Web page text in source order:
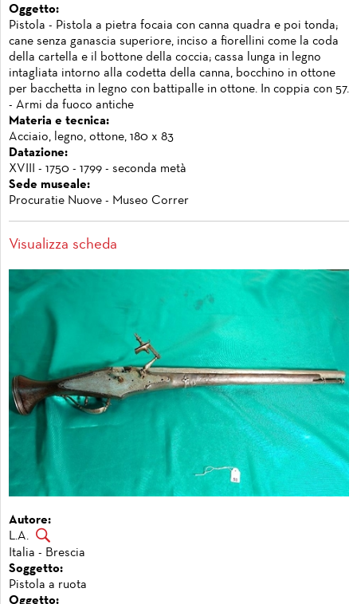
Oggetto:
Pistola - Pistola a pietra focaia con canna quadra e poi tonda;
cane senza ganascia superiore, inciso a fiorellini come la coda
della cartella e il bottone della coccia; cassa lunga in legno
intagliata intorno alla codetta della canna, bocchino in ottone
per bacchetta in legno con battipalle in ottone. In coppia con 57.
- Armi da fuoco antiche
Materia e tecnica:
Acciaio, legno, ottone, 180 x 83
Datazione:
XVIII - 1750 - 1799 - seconda metà
Sede museale:
Procuratie Nuove - Museo Correr
Visualizza scheda
Autore:
L.A.
Italia - Brescia
Soggetto:
Pistola a ruota
Oggetto: